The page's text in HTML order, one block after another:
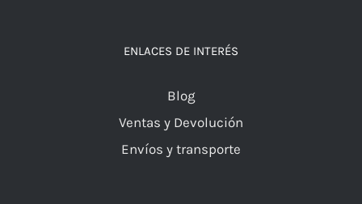
ENLACES DE INTERÉS
Blog
Ventas y Devolución
Envíos y transporte